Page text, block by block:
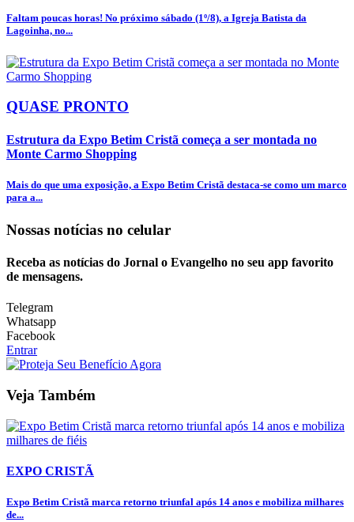
Faltam poucas horas! No próximo sábado (1º/8), a Igreja Batista da
Lagoinha, no...
QUASE PRONTO
Estrutura da Expo Betim Cristã começa a ser montada no
Monte Carmo Shopping
Mais do que uma exposição, a Expo Betim Cristã destaca-se como um marco
para a...
Nossas notícias no celular
Receba as notícias do Jornal o Evangelho no seu app favorito
de mensagens.
Telegram
Whatsapp
Facebook
Entrar
Veja Também
EXPO CRISTÃ
Expo Betim Cristã marca retorno triunfal após 14 anos e mobiliza milhares
de...